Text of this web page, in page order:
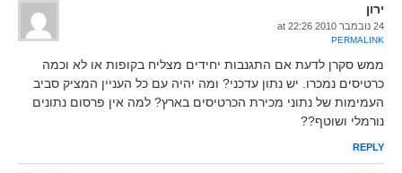
ירון
24 נובמבר 2010 at 22:26
PERMALINK
ממש סקרן לדעת אם התגנבות יחידים מצליח בקופות או לא וכמה
כרטיסים נמכרו. יש נתון עדכני? ומה יהיה עם כל העניין המציק סביב
העמימות של נתוני מכירת הכרטיסים בארץ? למה אין פרסום נתונים
נורמלי ושוטף??
REPLY